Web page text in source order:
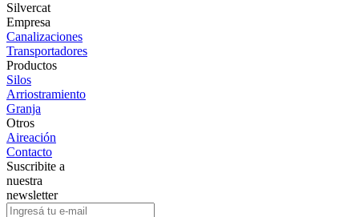
Silvercat
Empresa
Canalizaciones
Transportadores
Productos
Silos
Arriostramiento
Granja
Otros
Aireación
Contacto
Suscribite a
nuestra
newsletter